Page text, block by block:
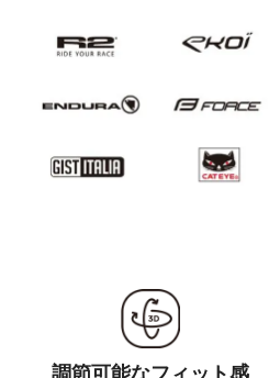
調節可能なフィット感